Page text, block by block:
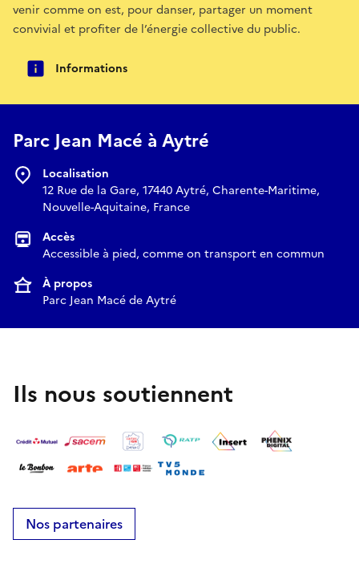
venir comme on est, pour danser, partager un moment
convivial et profiter de l’énergie collective du public.
Informations
Parc Jean Macé à Aytré
Localisation
12 Rue de la Gare, 17440 Aytré, Charente-Maritime,
Nouvelle-Aquitaine, France
Accès
Accessible à pied, comme on transport en commun
À propos
Parc Jean Macé de Aytré
Ils nous soutiennent
Nos partenaires